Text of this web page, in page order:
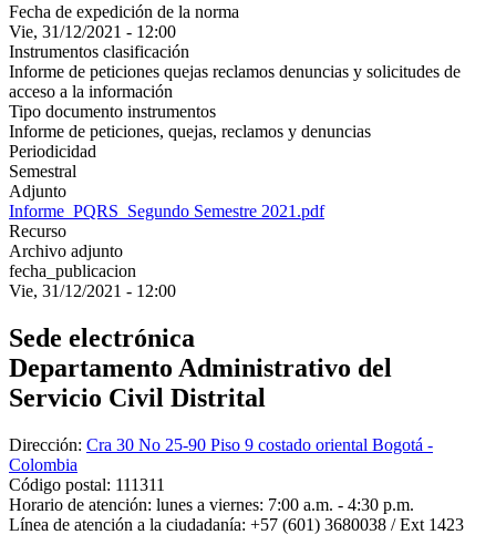
Fecha de expedición de la norma
Vie, 31/12/2021 - 12:00
Instrumentos clasificación
Informe de peticiones quejas reclamos denuncias y solicitudes de
acceso a la información
Tipo documento instrumentos
Informe de peticiones, quejas, reclamos y denuncias
Periodicidad
Semestral
Adjunto
Informe_PQRS_Segundo Semestre 2021.pdf
Recurso
Archivo adjunto
fecha_publicacion
Vie, 31/12/2021 - 12:00
Sede electrónica
Departamento Administrativo del
Servicio Civil Distrital
Dirección: Cra 30 No 25-90 Piso 9 costado oriental Bogotá -
Colombia
Código postal: 111311
Horario de atención: lunes a viernes: 7:00 a.m. - 4:30 p.m.
Línea de atención a la ciudadanía: +57 (601) 3680038 / Ext 1423